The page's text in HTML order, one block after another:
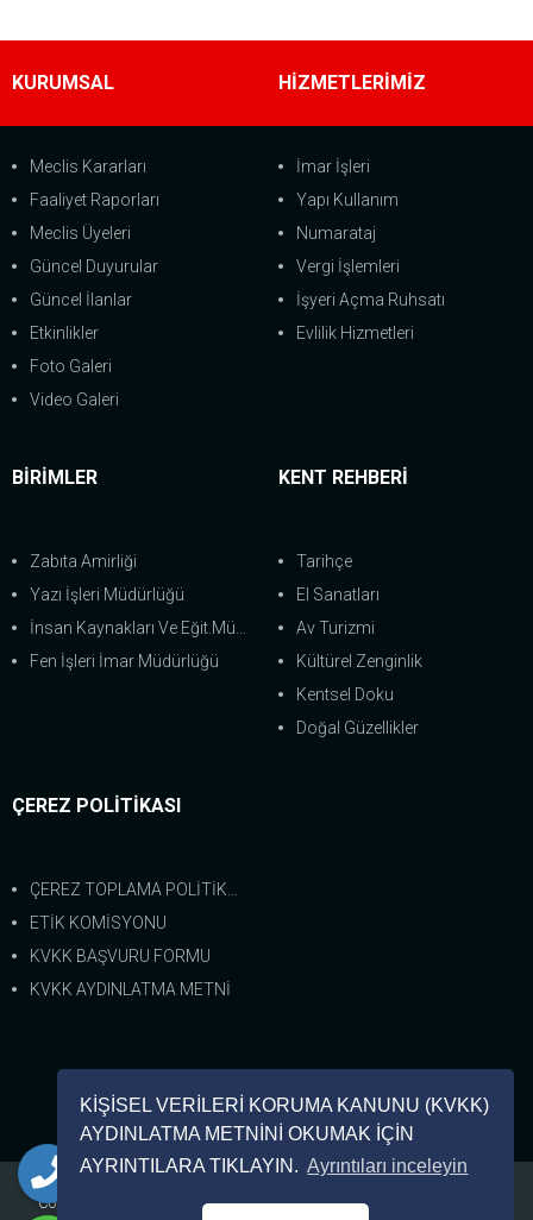
KİŞİSEL VERİLERİ KORUMA KANUNU (KVKK)
AYDINLATMA METNİNİ OKUMAK İÇİN
AYRINTILARA TIKLAYIN. Ayrıntıları inceleyin
KURUMSAL
Meclis Kararları
Faaliyet Raporları
Meclis Üyeleri
Güncel Duyurular
Güncel İlanlar
Etkinlikler
Foto Galeri
Video Galeri
HİZMETLERİMİZ
İmar İşleri
Yapı Kullanım
Numarataj
Vergi İşlemleri
İşyeri Açma Ruhsatı
Evlilik Hizmetleri
BİRİMLER
Zabıta Amirliği
Yazı İşleri Müdürlüğü
İnsan Kaynakları Ve Eğit.Müdürlüğü
Fen İşleri İmar Müdürlüğü
KENT REHBERİ
Tarihçe
El Sanatları
Av Turizmi
Kültürel Zenginlik
Kentsel Doku
Doğal Güzellikler
ÇEREZ POLİTİKASI
ÇEREZ TOPLAMA POLİTİKASI
ETİK KOMİSYONU
KVKK BAŞVURU FORMU
KVKK AYDINLATMA METNİ
Bize Ulaşın
0 (226) 462-8333
Copyright © 2024. Her Hakkı Saklıdır. kopyalanması, çoğaltılması ve